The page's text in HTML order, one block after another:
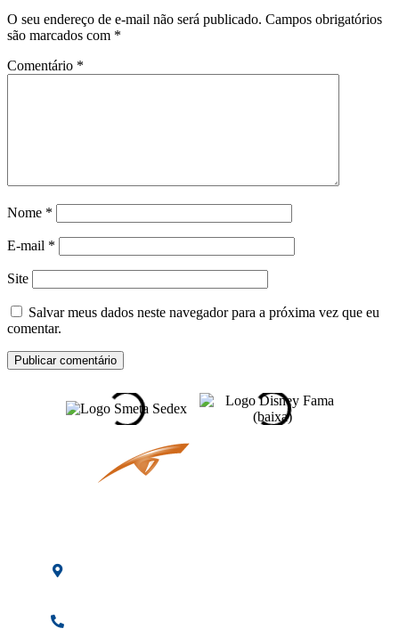
O seu endereço de e-mail não será publicado. Campos obrigatórios
são marcados com *
Comentário *
Nome *
E-mail *
Site
Salvar meus dados neste navegador para a próxima vez que eu
comentar.